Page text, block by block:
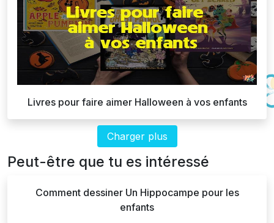
Livres pour faire aimer Halloween à vos enfants
Charger plus
Peut-être que tu es intéressé
Comment dessiner Un Hippocampe pour les
enfants